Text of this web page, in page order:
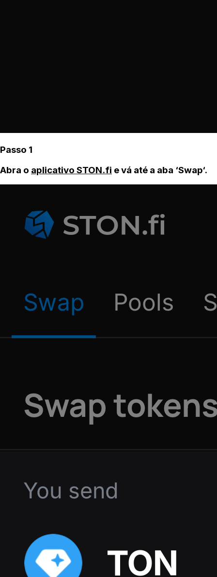
Passo 1
Abra o aplicativo STON.fi e vá até a aba ‘Swap‘.